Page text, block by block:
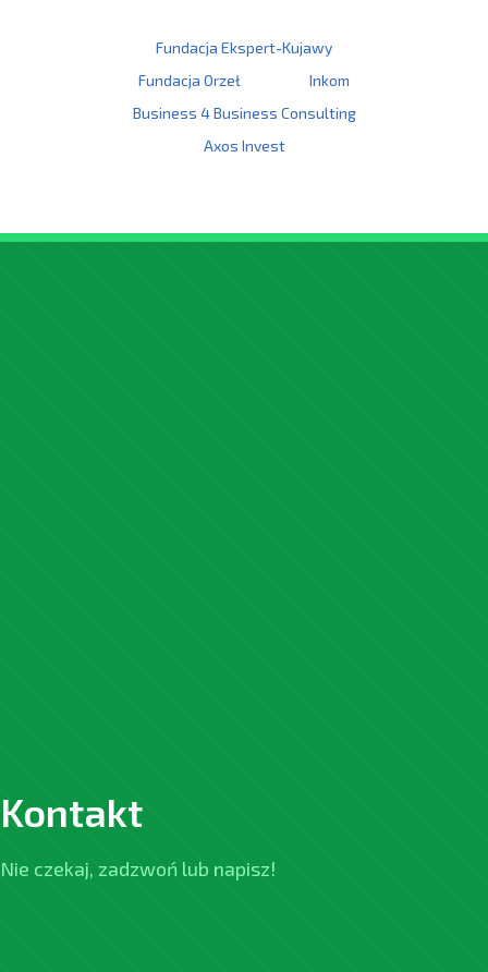
Fundacja Ekspert-Kujawy
Fundacja Orzeł
Inkom
Business 4 Business Consulting
Axos Invest
Kontakt
Nie czekaj, zadzwoń lub napisz!